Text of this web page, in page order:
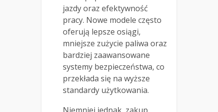
jazdy oraz efektywność
pracy. Nowe modele często
oferują lepsze osiągi,
mniejsze zużycie paliwa oraz
bardziej zaawansowane
systemy bezpieczeństwa, co
przekłada się na wyższe
standardy użytkowania.